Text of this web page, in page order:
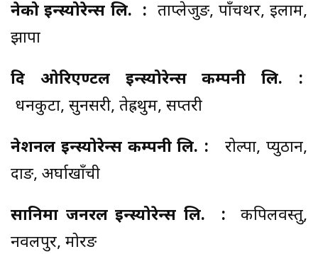
नेको इन्स्योरेन्स लि. : ताप्लेजुङ, पाँचथर, इलाम,
झापा
दि ओरिएण्टल इन्स्योरेन्स कम्पनी लि. :
धनकुटा, सुनसरी, तेह्रथुम, सप्तरी
नेशनल इन्स्योरेन्स कम्पनी लि. :
रोल्पा, प्युठान,
दाङ, अर्घाखाँची
सानिमा जनरल इन्स्योरेन्स लि. :
कपिलवस्तु,
नवलपुर, मोरङ